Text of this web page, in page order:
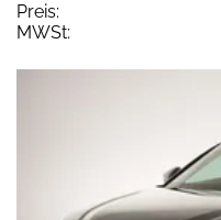
Preis:
MWSt: